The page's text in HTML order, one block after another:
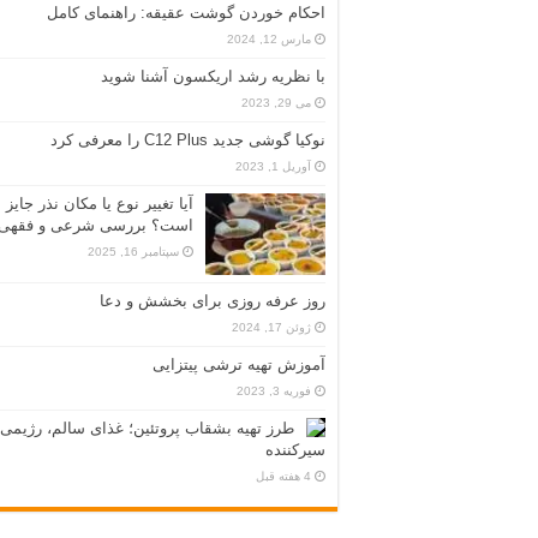
احکام خوردن گوشت عقیقه: راهنمای کامل
مارس 12, 2024
با نظریه رشد اریکسون آشنا شوید
می 29, 2023
نوکیا گوشی جدید C12 Plus را معرفی کرد
آوریل 1, 2023
آیا تغییر نوع یا مکان نذر جایز
است؟ بررسی شرعی و
سپتامبر 16, 2025
روز عرفه روزی برای بخشش و دعا
ژوئن 17, 2024
آموزش تهیه ترشی پیتزایی
فوریه 3, 2023
طرز تهیه بشقاب پروتئین؛ غذای سالم،
سیرکننده
4 هفته قبل